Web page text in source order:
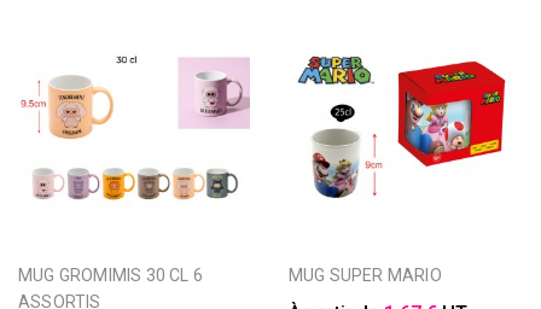
MUG GROMIMIS 30 CL 6
ASSORTIS
MUG SUPER MARIO